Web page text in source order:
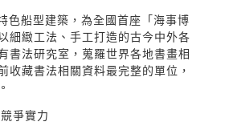
色船型建築，為全國首座「海事博
細緻工法、手工打造的古今中外各
書法研究室，蒐羅世界各地書畫相
收藏書法相關資料最完整的單位，
爭實力